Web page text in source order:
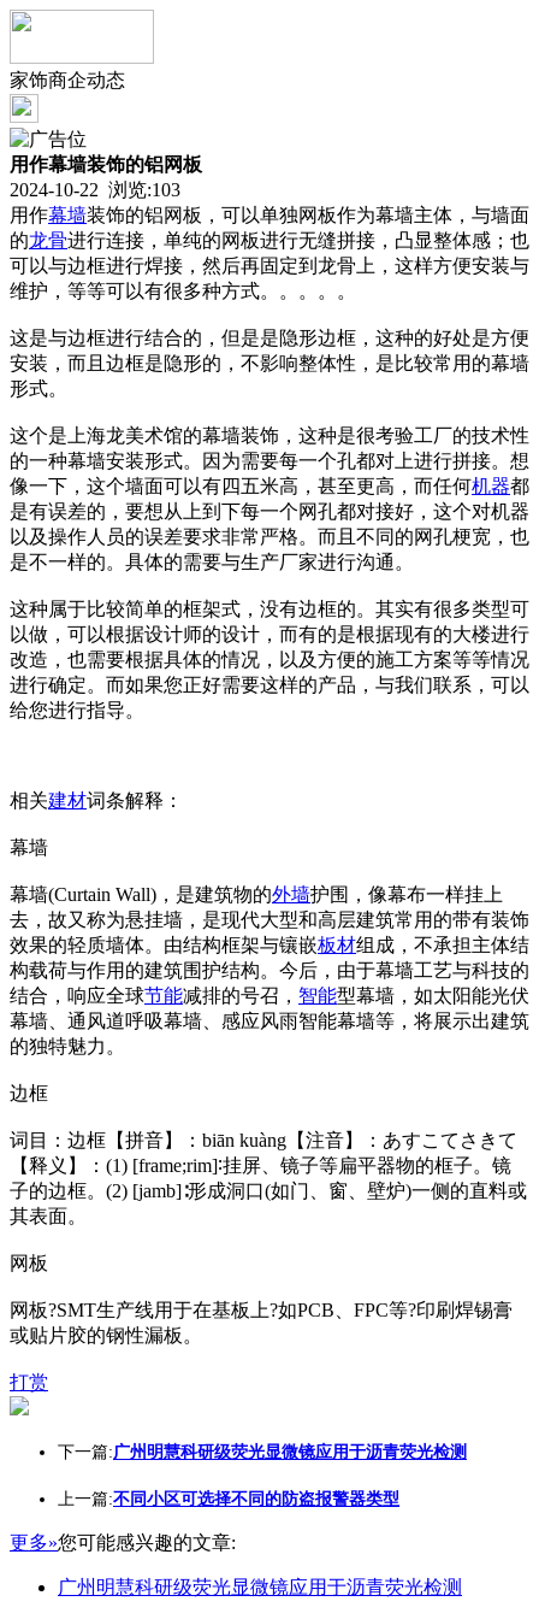
家饰商企动态
用作幕墙装饰的铝网板
2024-10-22 浏览:103
用作幕墙装饰的铝网板，可以单独网板作为幕墙主体，与墙面
的龙骨进行连接，单纯的网板进行无缝拼接，凸显整体感；也
可以与边框进行焊接，然后再固定到龙骨上，这样方便安装与
维护，等等可以有很多种方式。。。。。
这是与边框进行结合的，但是是隐形边框，这种的好处是方便
安装，而且边框是隐形的，不影响整体性，是比较常用的幕墙
形式。
这个是上海龙美术馆的幕墙装饰，这种是很考验工厂的技术性
的一种幕墙安装形式。因为需要每一个孔都对上进行拼接。想
像一下，这个墙面可以有四五米高，甚至更高，而任何机器都
是有误差的，要想从上到下每一个网孔都对接好，这个对机器
以及操作人员的误差要求非常严格。而且不同的网孔梗宽，也
是不一样的。具体的需要与生产厂家进行沟通。
这种属于比较简单的框架式，没有边框的。其实有很多类型可
以做，可以根据设计师的设计，而有的是根据现有的大楼进行
改造，也需要根据具体的情况，以及方便的施工方案等等情况
进行确定。而如果您正好需要这样的产品，与我们联系，可以
给您进行指导。
相关建材词条解释：
幕墙
幕墙(Curtain Wall)，是建筑物的外墙护围，像幕布一样挂上
去，故又称为悬挂墙，是现代大型和高层建筑常用的带有装饰
效果的轻质墙体。由结构框架与镶嵌板材组成，不承担主体结
构载荷与作用的建筑围护结构。今后，由于幕墙工艺与科技的
结合，响应全球节能减排的号召， 智能型幕墙，如太阳能光伏
幕墙、通风道呼吸幕墙、感应风雨智能幕墙等，将展示出建筑
的独特魅力。
边框
词目：边框【拼音】：biān kuàng【注音】：あすこてさきて
【释义】：(1) [frame;rim]∶挂屏、镜子等扁平器物的框子。镜
子的边框。(2) [jamb]∶形成洞口(如门、窗、壁炉)一侧的直料或
其表面。
网板
网板?SMT生产线用于在基板上?如PCB、FPC等?印刷焊锡膏
或贴片胶的钢性漏板。
打赏
下一篇:广州明慧科研级荧光显微镜应用于沥青荧光检测
上一篇:不同小区可选择不同的防盗报警器类型
更多»您可能感兴趣的文章:
广州明慧科研级荧光显微镜应用于沥青荧光检测